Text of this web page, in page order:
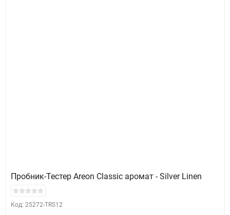
Пробник-Тестер Areon Classic аромат - Silver Linen
Код: 25272-TRS12